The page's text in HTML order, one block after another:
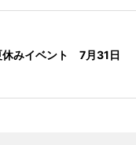
休みイベント 7月31日